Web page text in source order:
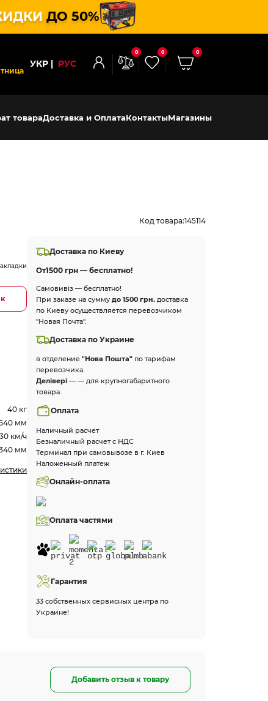
ДО 50%
УКР РУС
0 0 0
товараДоставка и ОплатаКонтактыМагазины
Код товара:145114
40 кг
мм
30 км/ч
мм
Доставка по Киеву
От1500 грн — бесплатно!
Самовивіз — бесплатно!
При заказе на суммудо 1500 грн. доставка
по Киеву осуществляется перевозчиком
"Новая Почта".
Доставка по Украине
в отделение"Нова Пошта" по тарифам
перевозчика.
Делівері — — для крупногабаритного
товара.
Оплата
Наличный расчет
Безналичный расчет с НДС
Терминал при самовывозе в г. Киев
Наложенный платеж
Онлайн-оплата
Оплата частями
Гарантия
33 собственных сервисных центра по
Украине!
Добавить отзыв к товару